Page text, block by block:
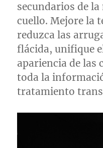
secundarios de
cuello. Mejore la
reduzca las
flácida, unifique
apariencia de las
toda la
tratamiento